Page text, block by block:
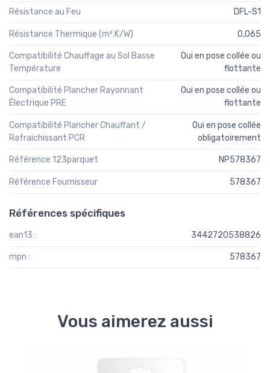
Résistance au Feu DFL-S1
Résistance Thermique (m².K/W) 0,065
Compatibilité Chauffage au Sol Basse
Température
Oui en pose collée ou
flottante
Compatibilité Plancher Rayonnant
Électrique PRE
Oui en pose collée ou
flottante
Compatibilité Plancher Chauffant /
Rafraichissant PCR
Oui en pose collée
obligatoirement
Référence 123parquet NP578367
Référence Fournisseur 578367
Références spécifiques
ean13 : 3442720538826
mpn : 578367
Vous aimerez aussi